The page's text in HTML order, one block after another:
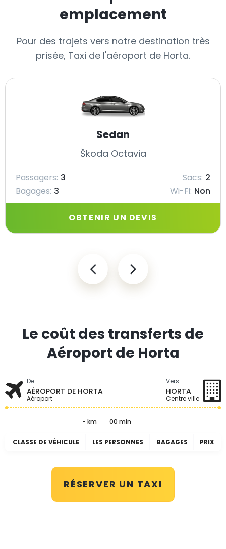
emplacement
Pour des trajets vers notre destination très
prisée, Taxi de l'aéroport de Horta.
Sedan
Škoda Octavia
Passagers: 3 Sacs: 2
Bagages: 3 Wi-Fi: Non
OBTENIR UN DEVIS
Le coût des transferts de
Aéroport de Horta
De:
AÉROPORT DE HORTA
Aéroport
Vers:
HORTA
Centre ville
- km 00 min
CLASSE DE VÉHICULE LES PERSONNES BAGAGES PRIX
RÉSERVER UN TAXI